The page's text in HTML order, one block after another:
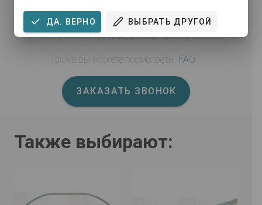
ДАННОМУ ТОВАРУ?
Наши специалисты вам помогут
Также вы можете посмотреть FAQ
ЗАКАЗАТЬ ЗВОНОК
Также выбирают:
ДА. ВЕРНО ВЫБРАТЬ ДРУГОЙ